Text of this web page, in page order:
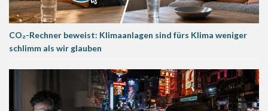
CO₂-Rechner beweist: Klimaanlagen sind fürs Klima weniger
schlimm als wir glauben